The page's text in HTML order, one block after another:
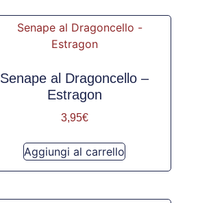
Senape al Dragoncello –
Estragon
3,95€
Aggiungi al carrello